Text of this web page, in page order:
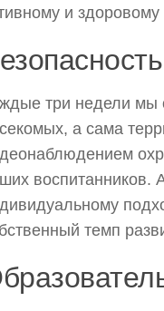
и здоровому
три недели мы
а сама
воспитанников.
темп